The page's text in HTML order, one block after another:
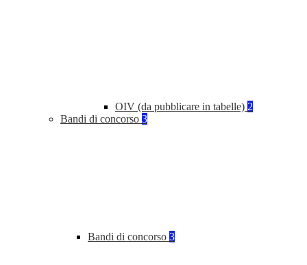
OIV (da pubblicare in tabelle) 2
Bandi di concorso 3
Bandi di concorso 3